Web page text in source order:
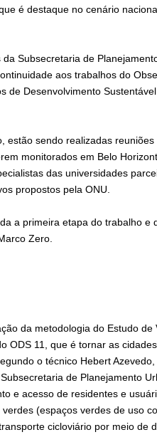
é destaque no cenário
Subsecretaria de
aos trabalhos do
de Desenvolvimento
estão sendo realizadas
monitorados em Belo
das universidades
propostos pela ONU.
a primeira etapa do trabalho e
Zero.
da metodologia do Estudo
ODS 11, que é tornar as
o técnico Hebert
de Planejamento
e acesso de residentes e
(espaços verdes de uso
cicloviário por meio de